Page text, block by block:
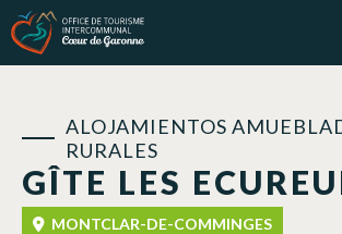
GÎTE LES
ALOJAMIENTOS
RURALES
MONTCLAR-DE-COMMINGES
Panel de gestión de cookies